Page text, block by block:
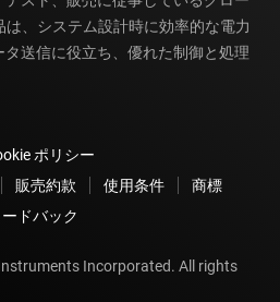
、システム設計時に効率的な電力
送信に役立ち、優れた制御と処理
ポリシー
販売約款 使用条件
商標
ドバック
Incorporated. All rights